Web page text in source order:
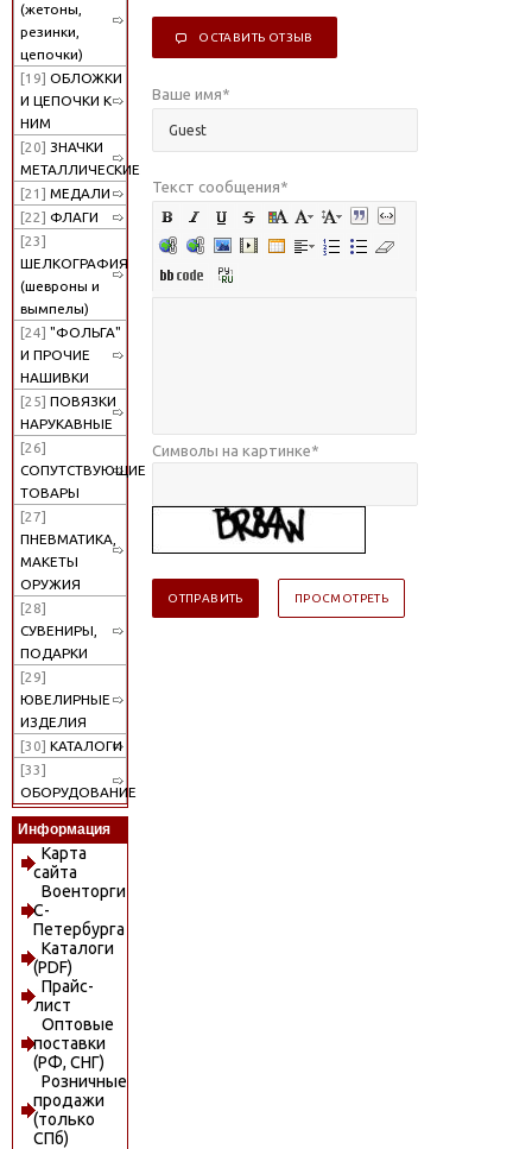
(жетоны,
резинки,
цепочки)
[19] ОБЛОЖКИ
И ЦЕПОЧКИ К
НИМ
[20] ЗНАЧКИ
МЕТАЛЛИЧЕСКИЕ
[21] МЕДАЛИ
[22] ФЛАГИ
[23]
ШЕЛКОГРАФИЯ
(шевроны и
вымпелы)
[24] "ФОЛЬГА"
И ПРОЧИЕ
НАШИВКИ
[25] ПОВЯЗКИ
НАРУКАВНЫЕ
[26]
СОПУТСТВУЮЩИЕ
ТОВАРЫ
[27]
ПНЕВМАТИКА,
МАКЕТЫ
ОРУЖИЯ
[28]
СУВЕНИРЫ,
ПОДАРКИ
[29]
ЮВЕЛИРНЫЕ
ИЗДЕЛИЯ
[30] КАТАЛОГИ
[33]
ОБОРУДОВАНИЕ
Информация
Карта
сайта
Военторги
С-
Петербурга
Каталоги
(PDF)
Прайс-
лист
Оптовые
поставки
(РФ, СНГ)
Розничные
продажи
(только
СПб)
ОСТАВИТЬ ОТЗЫВ
Ваше имя*
Текст сообщения*
Символы на картинке*